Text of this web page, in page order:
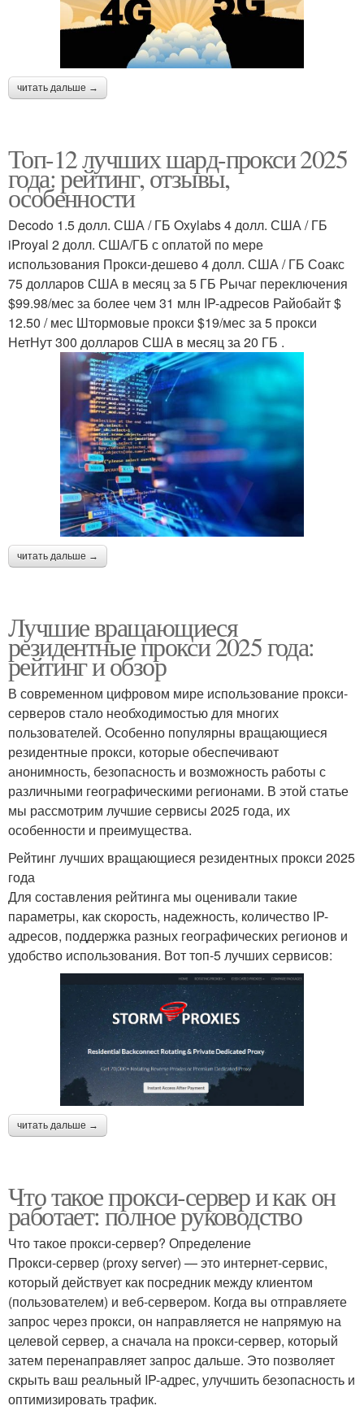
читать дальше →
Топ-12 лучших шард-прокси 2025
года: рейтинг, отзывы,
особенности
Decodo 1.5 долл. США / ГБ Oxylabs 4 долл. США / ГБ
iProyal 2 долл. США/ГБ с оплатой по мере
использования Прокси-дешево 4 долл. США / ГБ Соакс
75 долларов США в месяц за 5 ГБ Рычаг переключения
$99.98/мес за более чем 31 млн IP-адресов Райобайт $
12.50 / мес Штормовые прокси $19/мес за 5 прокси
НетНут 300 долларов США в месяц за 20 ГБ .
читать дальше →
Лучшие вращающиеся
резидентные прокси 2025 года:
рейтинг и обзор
В современном цифровом мире использование прокси-
серверов стало необходимостью для многих
пользователей. Особенно популярны вращающиеся
резидентные прокси, которые обеспечивают
анонимность, безопасность и возможность работы с
различными географическими регионами. В этой статье
мы рассмотрим лучшие сервисы 2025 года, их
особенности и преимущества.
Рейтинг лучших вращающиеся резидентных прокси 2025
года
Для составления рейтинга мы оценивали такие
параметры, как скорость, надежность, количество IP-
адресов, поддержка разных географических регионов и
удобство использования. Вот топ-5 лучших сервисов:
читать дальше →
Что такое прокси-сервер и как он
работает: полное руководство
Что такое прокси-сервер? Определение
Прокси-сервер (proxy server) — это интернет-сервис,
который действует как посредник между клиентом
(пользователем) и веб-сервером. Когда вы отправляете
запрос через прокси, он направляется не напрямую на
целевой сервер, а сначала на прокси-сервер, который
затем перенаправляет запрос дальше. Это позволяет
скрыть ваш реальный IP-адрес, улучшить безопасность и
оптимизировать трафик.